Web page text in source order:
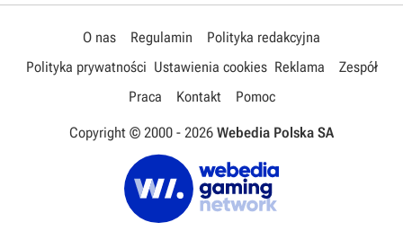
O nas Regulamin
Polityka redakcyjna
Polityka prywatności Ustawienia cookies Reklama
Zespół
Praca
Kontakt Pomoc
Copyright © 2000 - 2026 Webedia Polska SA